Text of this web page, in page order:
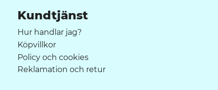
Kundtjänst
Hur handlar jag?
Köpvillkor
Policy och cookies
Reklamation och retur